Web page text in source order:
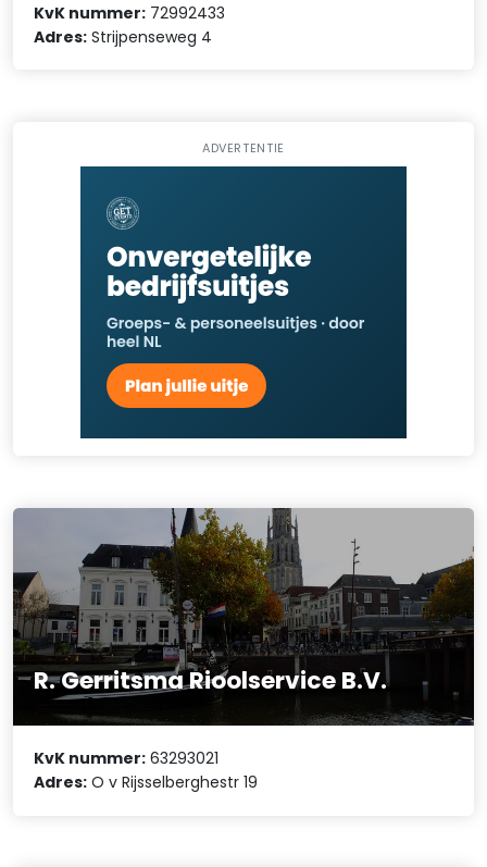
KvK nummer: 72992433
Adres: Strijpenseweg 4
ADVERTENTIE
R. Gerritsma Rioolservice B.V.
KvK nummer: 63293021
Adres: O v Rijsselberghestr 19